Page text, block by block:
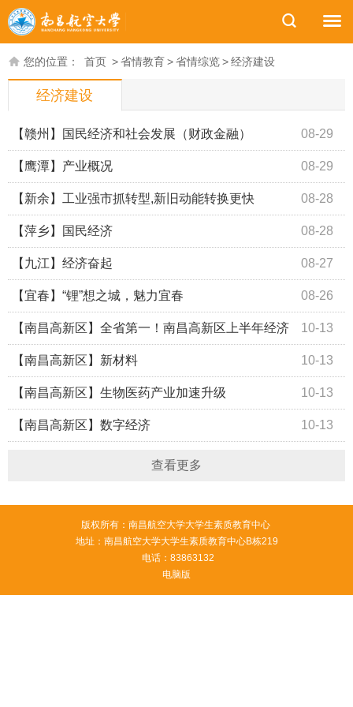
您的位置： 首页 >省情教育>省情综览>经济建设
经济建设
08-29
【赣州】国民经济和社会发展（财政金融）
08-29
【鹰潭】产业概况
08-28
【新余】工业强市抓转型,新旧动能转换更快
08-28
【萍乡】国民经济
08-27
【九江】经济奋起
08-26
【宜春】“锂”想之城，魅力宜春
10-13
【南昌高新区】全省第一！南昌高新区上半年经济
运行持续领跑！ 10-13
【南昌高新区】新材料
10-13
【南昌高新区】生物医药产业加速升级
10-13
【南昌高新区】数字经济
查看更多
版权所有：南昌航空大学大学生素质教育中心
地址：南昌航空大学大学生素质教育中心B栋219
电话：83863132
电脑版